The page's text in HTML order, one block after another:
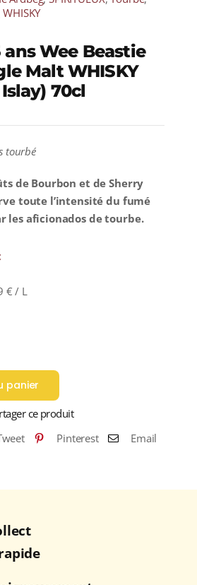
WHISKY
ans Wee Beastie
Malt WHISKY
Islay) 70cl
tourbé
de Bourbon et de Sherry
toute l’intensité du fumé
les aficionados de tourbe.
€ / L
panier
ce produit
Pinterest Email